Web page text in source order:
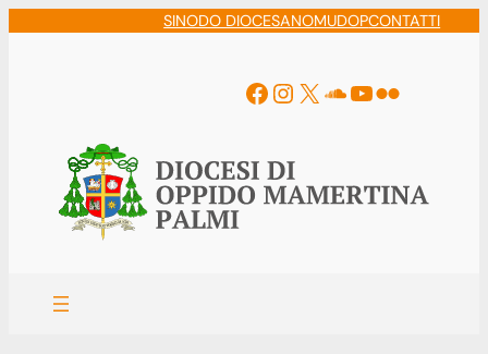
SINODO DIOCESANOMUDOPCONTATTI
Facebook
Instagram
X Soundcloud
YouTube
Flickr